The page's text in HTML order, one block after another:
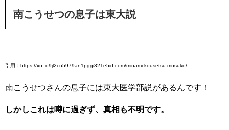
南こうせつの息子は東大説
引用：https://xn--o9jl2cn5979an1pggi321e5id.com/minami-kousetsu-musuko/
南こうせつさんの息子には東大医学部説があるんです！
しかしこれは噂に過ぎず、真相も不明です。